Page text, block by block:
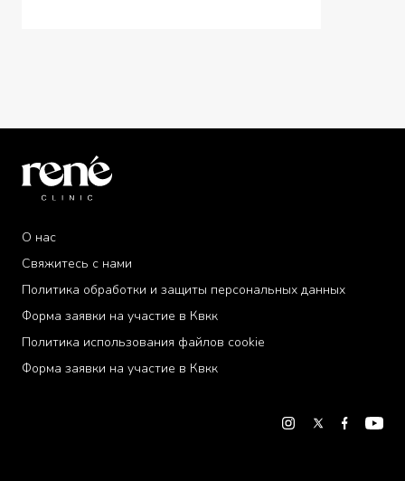
«Некоторые файлы cookie используются на нашем
обслуживание. Вы можете получить подробную
О нас
Свяжитесь с нами
Политика обработки и защиты персональных данных
Форма заявки на участие в Квкк
Политика использования файлов cookie
Форма заявки на участие в Квкк